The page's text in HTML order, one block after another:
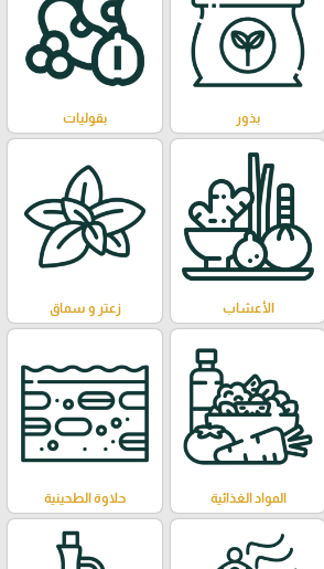
بذور بقوليات
الأعشاب زعتر و سماق
المواد الغذائية حلاوة الطحينية